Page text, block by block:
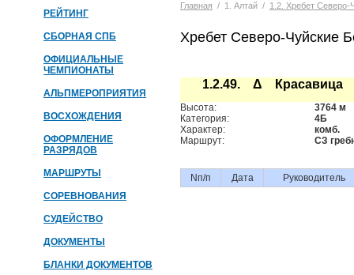
РЕЙТИНГ
СБОРНАЯ СПБ
ОФИЦИАЛЬНЫЕ
ЧЕМПИОНАТЫ
АЛЬПМЕРОПРИЯТИЯ
ВОСХОЖДЕНИЯ
ОФОРМЛЕНИЕ
РАЗРЯДОВ
МАРШРУТЫ
СОРЕВНОВАНИЯ
СУДЕЙСТВО
ДОКУМЕНТЫ
БЛАНКИ ДОКУМЕНТОВ
Главная / 1. Алтай / 1.2. Хребет Северо-
Хребет Северо-Чуйские
1.2.49. Δ Красавица
Высота:
3764 м
Категория:
4Б
Характер:
комб.
Маршрут:
СЗ
Nп/п Дата Руководитель